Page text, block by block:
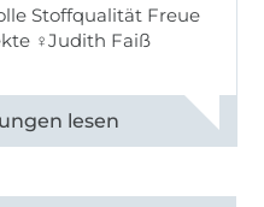
Freue
♀Judith Faiß
ansehen